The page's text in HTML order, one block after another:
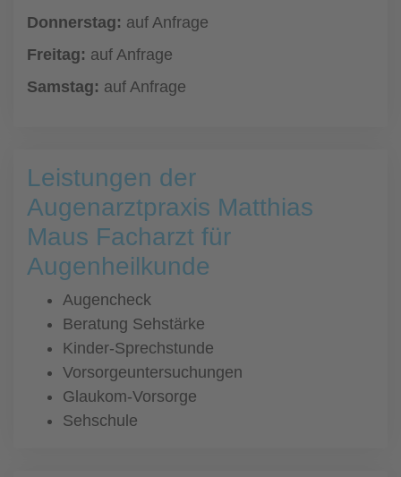
Donnerstag: auf Anfrage
Freitag: auf Anfrage
Samstag: auf Anfrage
Leistungen der
Augenarztpraxis Matthias
Maus Facharzt für
Augenheilkunde
Augencheck
Beratung Sehstärke
Kinder-Sprechstunde
Vorsorgeuntersuchungen
Glaukom-Vorsorge
Sehschule